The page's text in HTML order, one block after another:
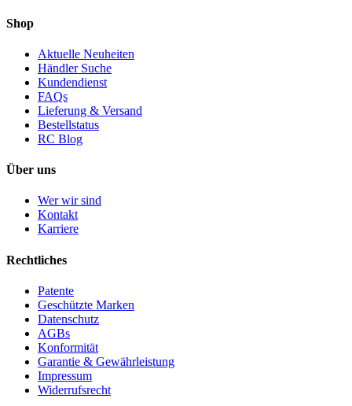
Shop
Aktuelle Neuheiten
Händler Suche
Kundendienst
FAQs
Lieferung & Versand
Bestellstatus
RC Blog
Über uns
Wer wir sind
Kontakt
Karriere
Rechtliches
Patente
Geschützte Marken
Datenschutz
AGBs
Konformität
Garantie & Gewährleistung
Impressum
Widerrufsrecht